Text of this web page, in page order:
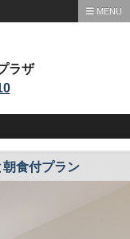
MENU
ラザ
朝食付プラン